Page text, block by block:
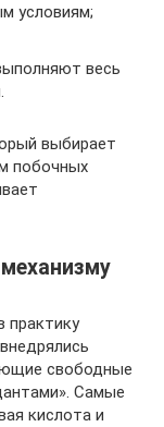
условиям;
весь
выбирает
побочных
практику
свободные
Самые
кислота и